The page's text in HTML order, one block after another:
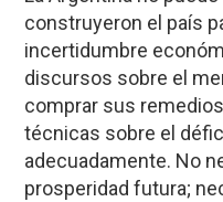
construyeron el país
incertidumbre
discursos sobre el
comprar sus
técnicas sobre el
adecuadamente. No
prosperidad futura;